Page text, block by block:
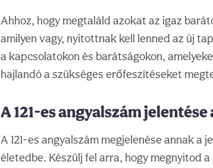
Ahhoz, hogy megtaláld azokat az igaz
amilyen vagy, nyitottnak kell lenned az új
a kapcsolatokon és barátságokon,
hajlandó a szükséges erőfeszítéseket
A 121-es angyalszám
A 121-es angyalszám megjelenése annak a
életedbe. Készülj fel arra, hogy megnyitod